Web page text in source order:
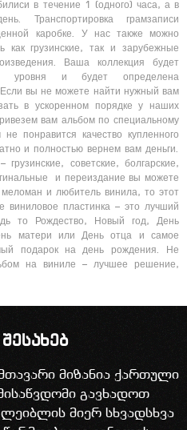
в течение 1 (одного) часа, а в
Транспортировка грамзаписи
каробке. У нас также можно
как грузинские, так и зарубежные
Ваша коллекция будет
уровня и будет определена
вы не можете найти нужный вам
в ускоренном порядке у наших
вам альбом по специальному
понравится качество купленного
и полностью вернем вам деньги.
советские, болгарские,
и переиздание вы можете
и любитель винила, то этот
пластинка – это лучший
то Рождество, Новый год, День
матери или День отца и самое
подарок на день рождения. Не
на виниле – лучшее решение,
მიზანია ქართული
გავხადოთ
მიერ სხვადსხვა